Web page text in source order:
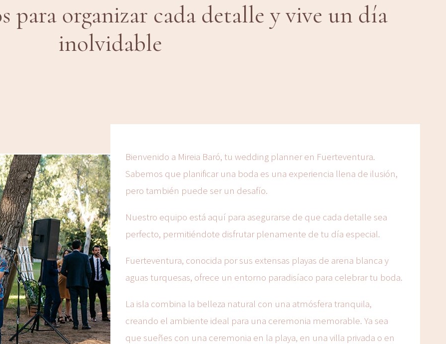
para organizar cada detalle y vive un día
inolvidable
Bienvenido a Mireia Baró, tu wedding planner en Fuerteventura.
Sabemos que planificar una boda es una experiencia llena de ilusión,
pero también puede ser un desafío.
Nuestro equipo está aquí para asegurarse de que cada detalle sea
perfecto, permitiéndote disfrutar plenamente de tu día especial.
Fuerteventura, conocida por sus extensas playas de arena blanca y
aguas turquesas, ofrece un entorno paradisíaco para celebrar tu boda.
La isla combina la belleza natural con una atmósfera tranquila,
creando el ambiente ideal para una ceremonia memorable. Ya sea
que sueñes con una ceremonia en la playa, en una villa privada o en